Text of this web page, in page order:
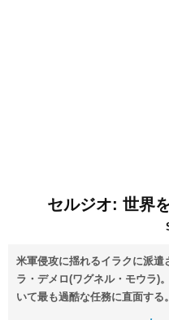
セルジオ: 世界
米軍侵攻に揺れるイラクに派遣
ラ・デメロ(ワグネル・モウラ)
いて最も過酷な任務に直面する。